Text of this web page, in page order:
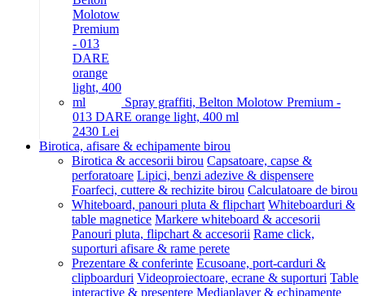
Spray graffiti, Belton Molotow Premium -
013 DARE orange light, 400 ml
2430 Lei
Birotica, afisare & echipamente birou
Birotica & accesorii birou Capsatoare, capse &
perforatoare Lipici, benzi adezive & dispensere
Foarfeci, cuttere & rechizite birou Calculatoare de birou
Whiteboard, panouri pluta & flipchart Whiteboarduri &
table magnetice Markere whiteboard & accesorii
Panouri pluta, flipchart & accesorii Rame click,
suporturi afisare & rame perete
Prezentare & conferinte Ecusoane, port-carduri &
clipboarduri Videoproiectoare, ecrane & suporturi Table
interactive & presentere Mediaplayer & echipamente